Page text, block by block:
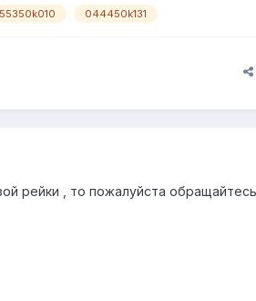
044450k131
рейки , то пожалуйста